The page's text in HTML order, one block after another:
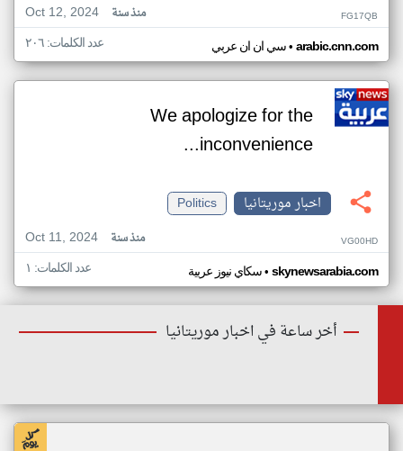
Oct 12, 2024
منذ سنة FG17QB
سي ان ان عربي• arabic.cnn.com عدد الكلمات: ٢٠٦
We apologize for the
inconvenience...
اخبار موريتانيا
Politics
Oct 11, 2024
منذ سنة VG00HD
سكاي نيوز عربية• skynewsarabia.com عدد الكلمات: ١
أخر ساعة في اخبار موريتانيا